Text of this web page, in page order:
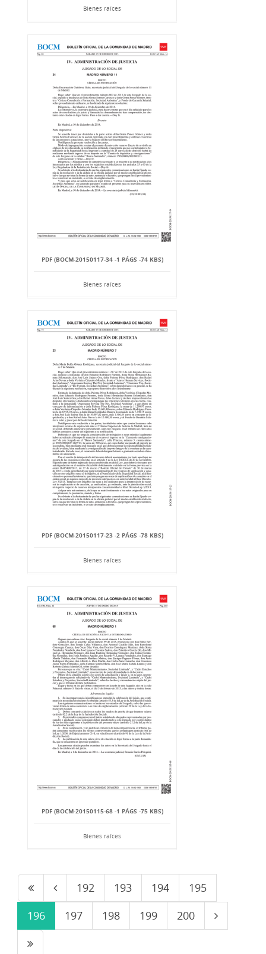
Bienes raíces
PDF (BOCM-20150117-34 -1 PÁGS -74 KBS)
Bienes raíces
PDF (BOCM-20150117-23 -2 PÁGS -78 KBS)
Bienes raíces
PDF (BOCM-20150115-68 -1 PÁGS -75 KBS)
Bienes raíces
192 193 194
195
196
197 198 199 200